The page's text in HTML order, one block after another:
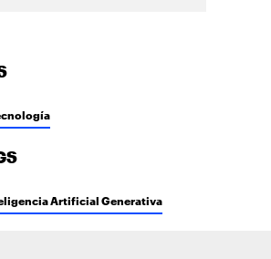
Artificial Generativa